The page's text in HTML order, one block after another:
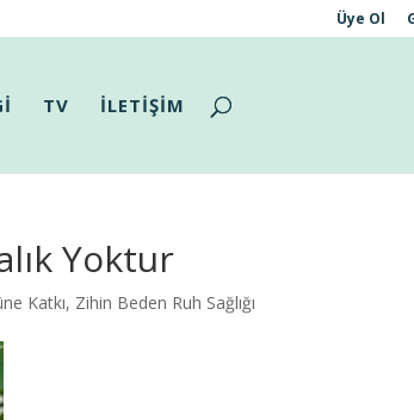
Üye Ol
TV İLETİŞİM
Yoktur
Katkı, Zihin Beden Ruh Sağlığı